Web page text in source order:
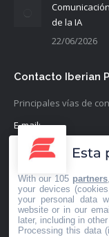
de la IA
22/06/2026
Contacto Iberian
Principales vías de
E-mail:
info@iberianpress.es
+34 911863556
Fax:
+34 911863556
Esta
With our 105 partners
your devices
your personal data
website or in our
later, including in
Processing this data